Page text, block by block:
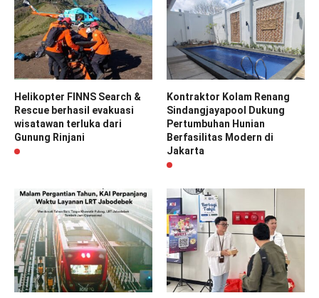
Helikopter FINNS Search &
Rescue berhasil evakuasi
wisatawan terluka dari
Gunung Rinjani
Kontraktor Kolam Renang
Sindangjayapool Dukung
Pertumbuhan Hunian
Berfasilitas Modern di
Jakarta